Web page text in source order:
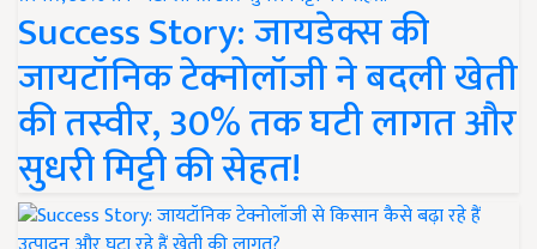
Success Story: जायडेक्स की
जायटॉनिक टेक्नोलॉजी ने बदली खेती
की तस्वीर, 30% तक घटी लागत और
सुधरी मिट्टी की सेहत!